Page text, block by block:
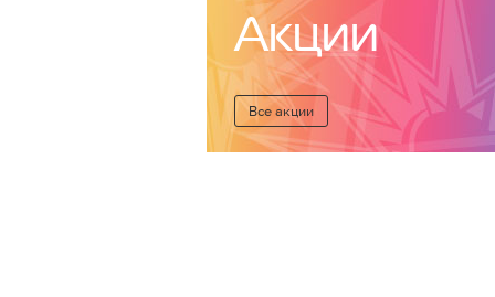
Акции
Все акции